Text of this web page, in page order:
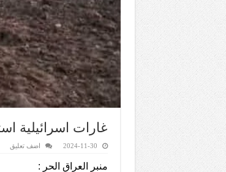
غارات اسرائيلية
2024-11-30 اضف تعليق
منبر العراق الحر :